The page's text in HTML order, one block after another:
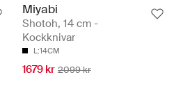
Miyabi
Shotoh, 14 cm -
Kockknivar
L:14CM
1679 kr 2099 kr